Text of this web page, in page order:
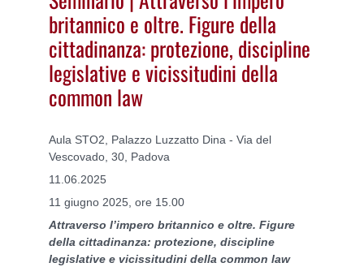
britannico e oltre. Figure della
cittadinanza: protezione, discipline
legislative e vicissitudini della
common law
Aula STO2, Palazzo Luzzatto Dina - Via del
Vescovado, 30, Padova
11.06.2025
11 giugno 2025, ore 15.00
Attraverso l’impero britannico e oltre. Figure
della cittadinanza: protezione, discipline
legislative e vicissitudini della common law